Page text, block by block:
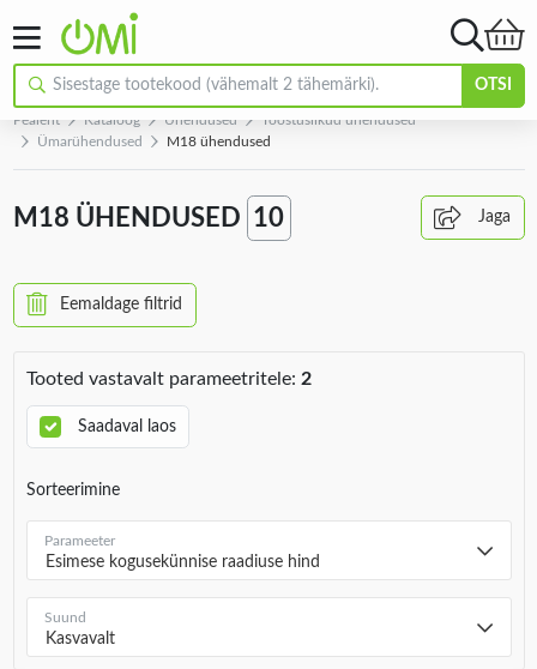
OTSI
Pealeht Kataloog Ühendused
Tööstuslikud ühendused
Ümarühendused
M18 ühendused
M18 ÜHENDUSED 10 Jaga
Eemaldage filtrid
Tooted vastavalt parameetritele: 2
Saadaval laos
Sorteerimine
Esimese kogusekünnise raadiuse hind
Parameeter
Kasvavalt
Suund